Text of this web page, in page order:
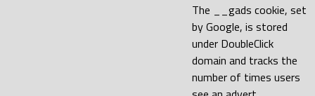
The __gads cookie, set
by Google, is stored
under DoubleClick
domain and tracks the
number of times users